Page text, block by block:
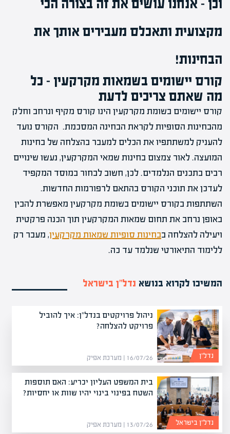
וכן – אנחנו עושים את זה בצורה הכי
מקצועית ותאכלס מעבירים אותך את
הבחינות!
קורס יישומים בשמאות מקרקעין – כל
מה שאתם צריכים לדעת
קורס יישומים בשומת מקרקעין הינו קורס מקיף ונרחב וחלק
מהבחינות הסופיות לקראת הבחינה המסכמת. הקורס נועד
להעניק למשתתפיו את הכלים למעבר בהצלחה של בחינות
המועצה. לאור צמצום בחינות שמאי המקרקעין, נעשו שינויים
רבים בתכנים הנלמדים. לכן, חשוב לבחור במוסד המקפיד
לעדכן את תוכני הקורס בהתאם לרפורמות החדשות.
השתתפות בקורס יישומים בשומת מקרקעין מאפשרת להבין
באופן נרחב את תחום שמאות המקרקעין תוך הכנה פרקטית
ויעילה להצלחה בבחינות סופיות שמאות מקרקעין, מעבר רק
ללימוד התיאורטי שנלמד עד כה.
המשיכו לקרוא בנושא נדל”ן בישראל
ניהול פרויקטים בנדל"ן: איך להוביל
פרויקט להצלחה?
16/07/26 | מערכת אפיק נדל”ן
בית המשפט העליון יכריע: האם תוספות
השטח בפינוי בינוי יהיו שוות או יחסיות?
13/07/26 | מערכת אפיק נדל”ן בישראל